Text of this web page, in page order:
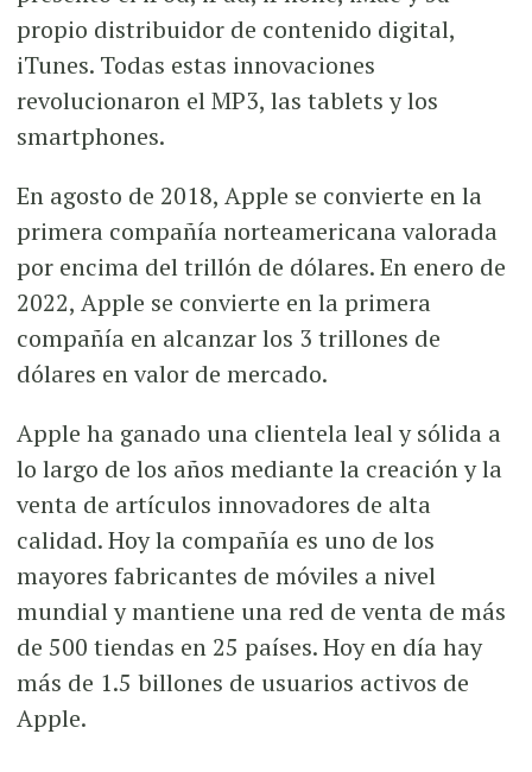
propio distribuidor de contenido digital,
iTunes. Todas estas innovaciones
revolucionaron el MP3, las tablets y los
smartphones.
En agosto de 2018, Apple se convierte en la
primera compañía norteamericana valorada
por encima del trillón de dólares. En enero de
2022, Apple se convierte en la primera
compañía en alcanzar los 3 trillones de
dólares en valor de mercado.
Apple ha ganado una clientela leal y sólida a
lo largo de los años mediante la creación y la
venta de artículos innovadores de alta
calidad. Hoy la compañía es uno de los
mayores fabricantes de móviles a nivel
mundial y mantiene una red de venta de más
de 500 tiendas en 25 países. Hoy en día hay
más de 1.5 billones de usuarios activos de
Apple.